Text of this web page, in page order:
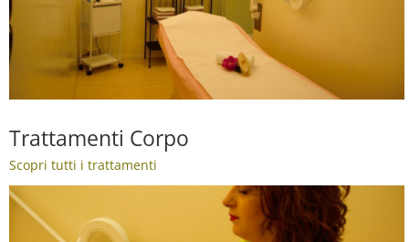
Trattamenti Corpo
Scopri tutti i trattamenti